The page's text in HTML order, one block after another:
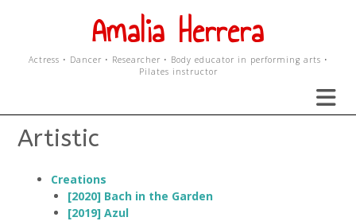
Amalia Herrera
Actress • Dancer • Researcher • Body educator in performing arts •
Pilates instructor
Artistic
Creations
[2020] Bach in the Garden
[2019] Azul